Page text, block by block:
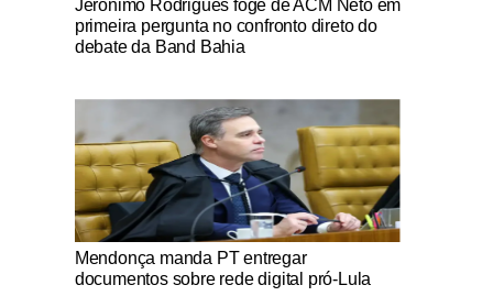
Jerônimo Rodrigues foge de ACM Neto em
primeira pergunta no confronto direto do
debate da Band Bahia
Notícias Católicas
Mendonça manda PT entregar
documentos sobre rede digital pró-Lula